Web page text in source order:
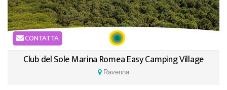
CONTATTA
Club del Sole Marina Romea Easy Camping Village
Ravenna